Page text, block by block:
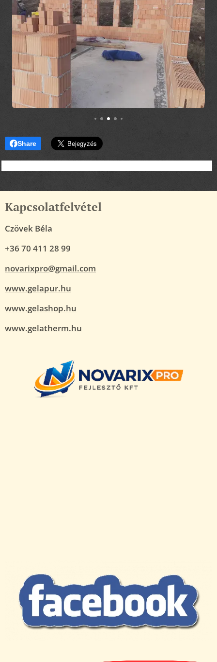
Share
Kapcsolatfelvétel
Czövek Béla
+36 70 411 28 99
novarixpro@gmail.com
www.gelapur.hu
www.gelashop.hu
www.gelatherm.hu